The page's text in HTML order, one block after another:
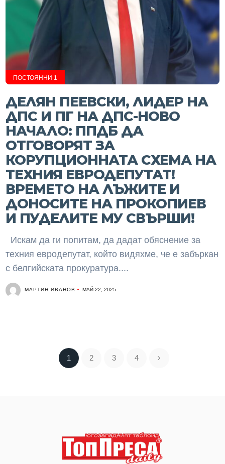
ПОСТОЯННИ 1
ДЕЛЯН ПЕЕВСКИ, ЛИДЕР НА
ДПС И ПГ НА ДПС-НОВО
НАЧАЛО: ППДБ ДА
ОТГОВОРЯТ ЗА
КОРУПЦИОННАТА СХЕМА НА
ТЕХНИЯ ЕВРОДЕПУТАТ!
ВРЕМЕТО НА ЛЪЖИТЕ И
ДОНОСИТЕ НА ПРОКОПИЕВ
И ПУДЕЛИТЕ МУ СВЪРШИ!
Искам да ги попитам, да дадат обяснение за
техния евродепутат, който видяхме, че е забъркан
с белгийската прокуратура....
МАРТИН ИВАНОВ МАЙ 22, 2025
1 2 3 4